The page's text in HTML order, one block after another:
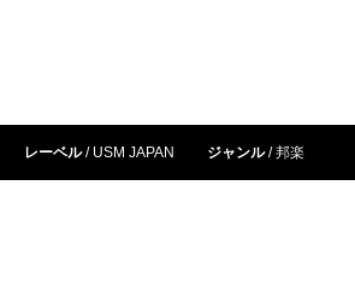
レーベル USM JAPAN ジャンル 邦楽